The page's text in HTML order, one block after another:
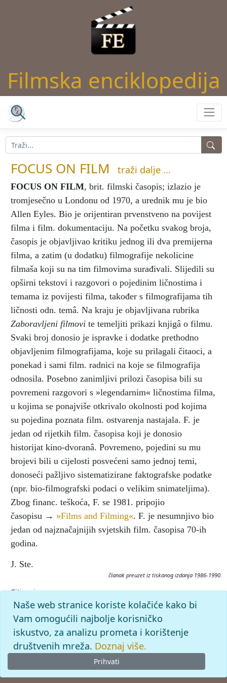
Filmska enciklopedija
FOCUS ON FILM traži dalje ...
FOCUS ON FILM, brit. filmski časopis; izlazio je
tromjesečno u Londonu od 1970, a urednik mu je bio
Allen Eyles. Bio je orijentiran prvenstveno na povijest
filma i film. dokumentaciju. Na početku svakog broja,
časopis je objavljivao kritiku jednog ili dva premijerna
filma, a zatim (u dodatku) filmografije nekolicine
filmaša koji su na tim filmovima surađivali. Slijedili su
opširni tekstovi i razgovori o pojedinim ličnostima i
temama iz povijesti filma, također s filmografijama tih
ličnosti odn. temâ. Na kraju je objavljivana rubrika
Zaboravljeni filmovi te temeljiti prikazi knjigâ o filmu.
Svaki broj donosio je ispravke i dodatke prethodno
objavljenim filmografijama, koje su prilagali čitaoci, a
ponekad i sami film. radnici na koje se filmografija
odnosila. Posebno zanimljivi prilozi časopisa bili su
povremeni razgovori s »legendarnim« ličnostima filma,
u kojima se ponajviše otkrivalo okolnosti pod kojima
su pojedina poznata film. ostvarenja nastajala. F. je
jedan od rijetkih film. časopisa koji je donosio
historijat kino-dvoranâ. Povremeno, pojedini su mu
brojevi bili u cijelosti posvećeni samo jednoj temi,
donoseći pažljivo sistematizirane faktografske podatke
(npr. bio-filmografski podaci o velikim snimateljima).
Zbog financ. teškoća, F. se 1981. pripojio
časopisu → »Films and Filming«. F. je nesumnjivo bio
jedan od najznačajnijih svjetskih film. časopisa 70-ih
godina.
J. Ste.
članak preuzet iz tiskanog izdanja 1986-1990.
Citiranje:
FOCUS ON FILM.Filmska enciklopedija (1986-90), mrežno
izdanje.
Leksikografski zavod Miroslav Krleža, 2026.
Pristupljeno 8.8.2026. <https://filmska.lzmk.hr/clanak/focus-
on-film>.
Naše web stranice koriste kolačiće kako bi
Vam omogućili najbolje korisničko
iskustvo, za analizu prometa i korištenje
društvenih mreža. Doznaj više.
Prihvati
© 2026Leksikografski zavodMiroslav Krleža